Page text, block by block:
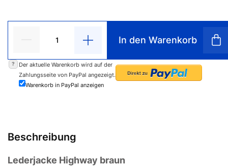
In den Warenkorb
?
Der aktuelle Warenkorb wird auf der
Zahlungsseite von PayPal angezeigt.
Warenkorb in PayPal anzeigen
Beschreibung
Lederjacke Highway braun